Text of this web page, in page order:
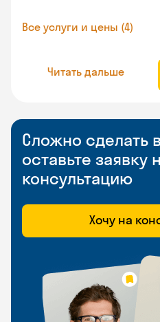
Все услуги и цены (4)
Читать дальше
Сложно сделать
оставьте заявку
консультацию
Хочу на